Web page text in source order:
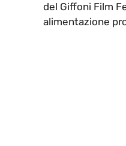
del Giffoni Film
alimentazione